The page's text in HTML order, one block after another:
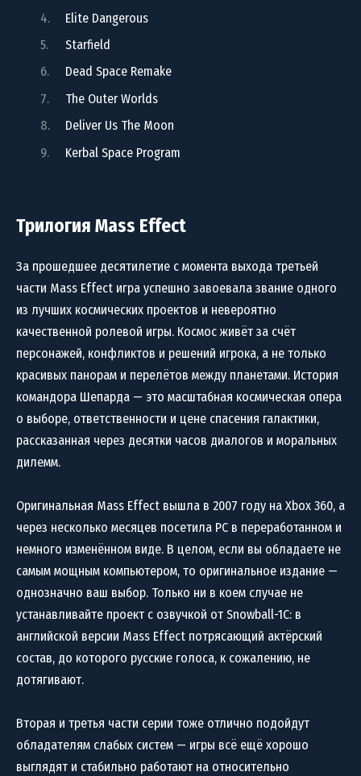
Elite Dangerous
Starfield
Dead Space Remake
The Outer Worlds
Deliver Us The Moon
Kerbal Space Program
Трилогия Mass Effect
За прошедшее десятилетие с момента выхода третьей
части Mass Effect игра успешно завоевала звание одного
из лучших космических проектов и невероятно
качественной ролевой игры. Космос живёт за счёт
персонажей, конфликтов и решений игрока, а не только
красивых панорам и перелётов между планетами. История
командора Шепарда — это масштабная космическая опера
о выборе, ответственности и цене спасения галактики,
рассказанная через десятки часов диалогов и моральных
дилемм.
Оригинальная Mass Effect вышла в 2007 году на Xbox 360, а
через несколько месяцев посетила PC в переработанном и
немного изменённом виде. В целом, если вы обладаете не
самым мощным компьютером, то оригинальное издание —
однозначно ваш выбор. Только ни в коем случае не
устанавливайте проект с озвучкой от Snowball-1C: в
английской версии Mass Effect потрясающий актёрский
состав, до которого русские голоса, к сожалению, не
дотягивают.
Вторая и третья части серии тоже отлично подойдут
обладателям слабых систем — игры всё ещё хорошо
выглядят и стабильно работают на относительно